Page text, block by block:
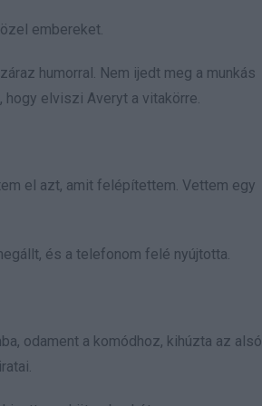
embereket.
humorral. Nem ijedt meg a munkás
hogy elviszi Averyt a vitakörre.
el azt, amit felépítettem. Vettem egy
és a telefonom felé nyújtotta.
odament a komódhoz, kihúzta az alsó